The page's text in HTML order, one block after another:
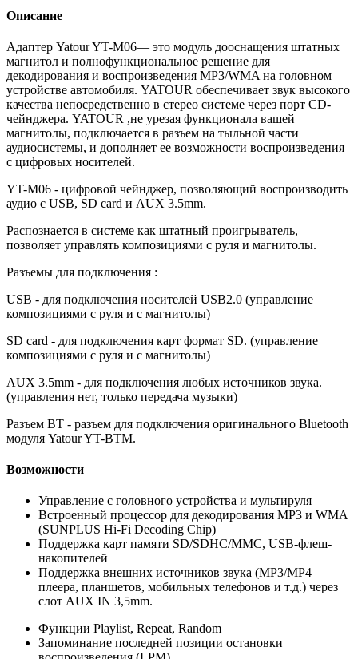
Описание
Адаптер Yatour YT-M06— это модуль дооснащения штатных
магнитол и полнофункциональное решение для
декодирования и воспроизведения MP3/WMA на головном
устройстве автомобиля. YATOUR обеспечивает звук высокого
качества непосредственно в стерео системе через порт CD-
чейнджера. YATOUR ,не урезая функционала вашей
магнитолы, подключается в разъем на тыльной части
аудиосистемы, и дополняет ее возможности воспроизведения
с цифровых носителей.
YT-M06 - цифровой чейнджер, позволяющий воспроизводить
аудио с USB, SD card и AUX 3.5mm.
Распознается в системе как штатный проигрыватель,
позволяет управлять композициями с руля и магнитолы.
Разъемы для подключения :
USB - для подключения носителей USB2.0 (управление
композициями с руля и с магнитолы)
SD card - для подключения карт формат SD. (управление
композициями с руля и с магнитолы)
AUX 3.5mm - для подключения любых источников звука.
(управления нет, только передача музыки)
Разъем BT - разъем для подключения оригинального Bluetooth
модуля Yatour YT-BTM.
Возможности
Управление с головного устройства и мультируля
Встроенный процессор для декодирования MP3 и WMA
(SUNPLUS Hi-Fi Decoding Chip)
Поддержка карт памяти SD/SDHC/MMC, USB-флеш-
накопителей
Поддержка внешних источников звука (MP3/MP4
плеера, планшетов, мобильных телефонов и т.д.) через
слот AUX IN 3,5mm.
Функции Playlist, Repeat, Random
Запоминание последней позиции остановки